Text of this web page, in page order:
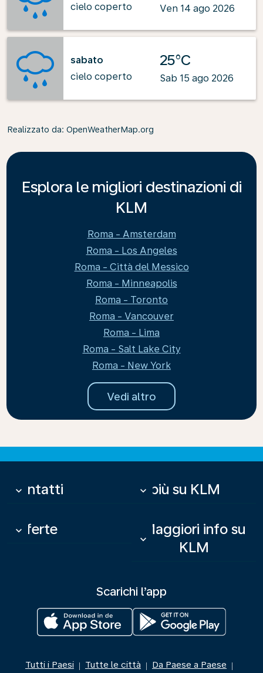
cielo coperto
Ven 14 ago 2026
sabato
cielo coperto
25°C
Sab 15 ago 2026
Realizzato da: OpenWeatherMap.org
Esplora le migliori destinazioni di
KLM
Roma - Amsterdam
Roma - Los Angeles
Roma - Città del Messico
Roma - Minneapolis
Roma - Toronto
Roma - Vancouver
Roma - Lima
Roma - Salt Lake City
Roma - New York
Vedi altro
Contatti
keyboard_arrow_down Di più su KLM
keyboard_arrow_down
Offerte
keyboard_arrow_down
Maggiori info su
KLM
keyboard_arrow_down
Scarichi l’app
Tutti i Paesi | Tutte le città | Da Paese a Paese |